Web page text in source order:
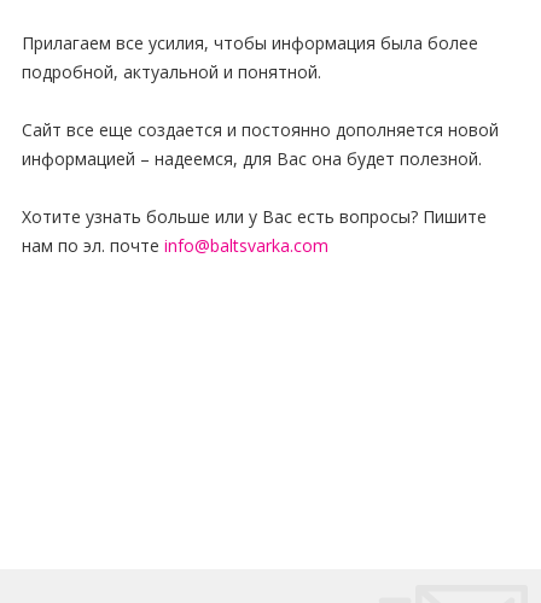
Прилагаем все усилия, чтобы информация была более
подробной, актуальной и понятной.
Сайт все еще создается и постоянно дополняется новой
информацией – надеемся, для Вас она будет полезной.
Хотите узнать больше или у Вас есть вопросы? Пишите
нам по эл. почте info@baltsvarka.com